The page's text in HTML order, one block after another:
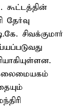
தேர்வு
சிவக்குமார்
தலைமையகம்